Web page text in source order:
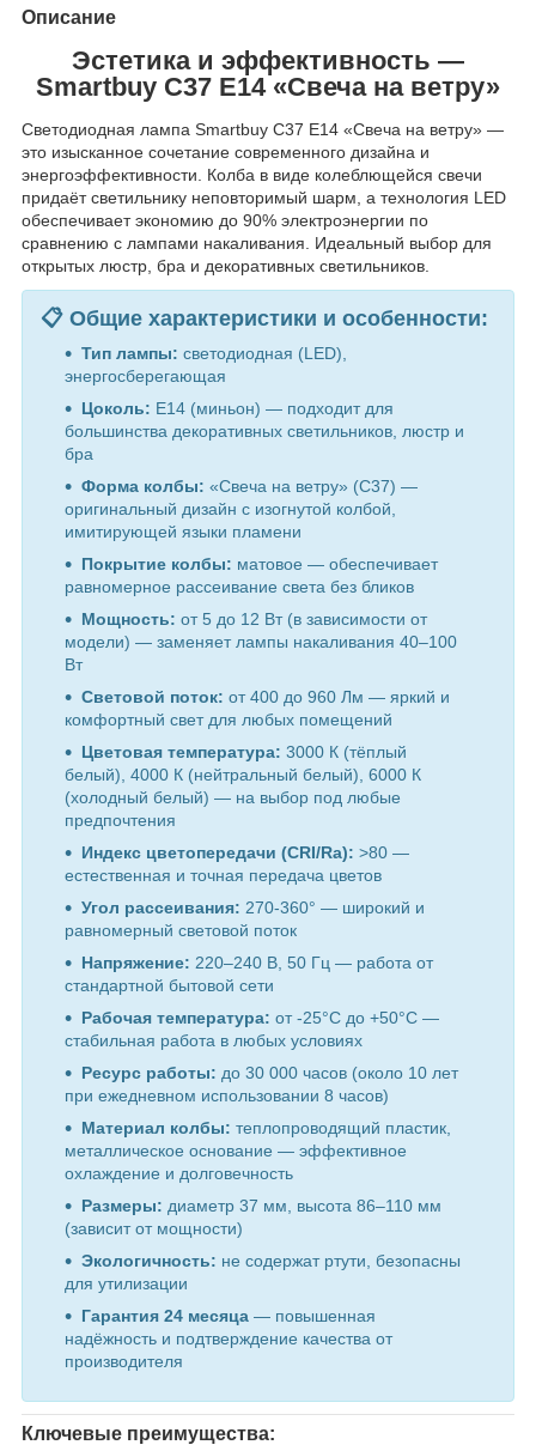
Описание
Эстетика и эффективность —
Smartbuy C37 E14 «Свеча на ветру»
Светодиодная лампа Smartbuy C37 E14 «Свеча на ветру» —
это изысканное сочетание современного дизайна и
энергоэффективности. Колба в виде колеблющейся свечи
придаёт светильнику неповторимый шарм, а технология LED
обеспечивает экономию до 90% электроэнергии по
сравнению с лампами накаливания. Идеальный выбор для
открытых люстр, бра и декоративных светильников.
📋 Общие характеристики и особенности:
Тип лампы: светодиодная (LED),
энергосберегающая
Цоколь: E14 (миньон) — подходит для
большинства декоративных светильников, люстр и
бра
Форма колбы: «Свеча на ветру» (C37) —
оригинальный дизайн с изогнутой колбой,
имитирующей языки пламени
Покрытие колбы: матовое — обеспечивает
равномерное рассеивание света без бликов
Мощность: от 5 до 12 Вт (в зависимости от
модели) — заменяет лампы накаливания 40–100
Вт
Световой поток: от 400 до 960 Лм — яркий и
комфортный свет для любых помещений
Цветовая температура: 3000 К (тёплый
белый), 4000 К (нейтральный белый), 6000 К
(холодный белый) — на выбор под любые
предпочтения
Индекс цветопередачи (CRI/Ra): >80 —
естественная и точная передача цветов
Угол рассеивания: 270-360° — широкий и
равномерный световой поток
Напряжение: 220–240 В, 50 Гц — работа от
стандартной бытовой сети
Рабочая температура: от -25°C до +50°C —
стабильная работа в любых условиях
Ресурс работы: до 30 000 часов (около 10 лет
при ежедневном использовании 8 часов)
Материал колбы: теплопроводящий пластик,
металлическое основание — эффективное
охлаждение и долговечность
Размеры: диаметр 37 мм, высота 86–110 мм
(зависит от мощности)
Экологичность: не содержат ртути, безопасны
для утилизации
Гарантия 24 месяца — повышенная
надёжность и подтверждение качества от
производителя
Ключевые преимущества: